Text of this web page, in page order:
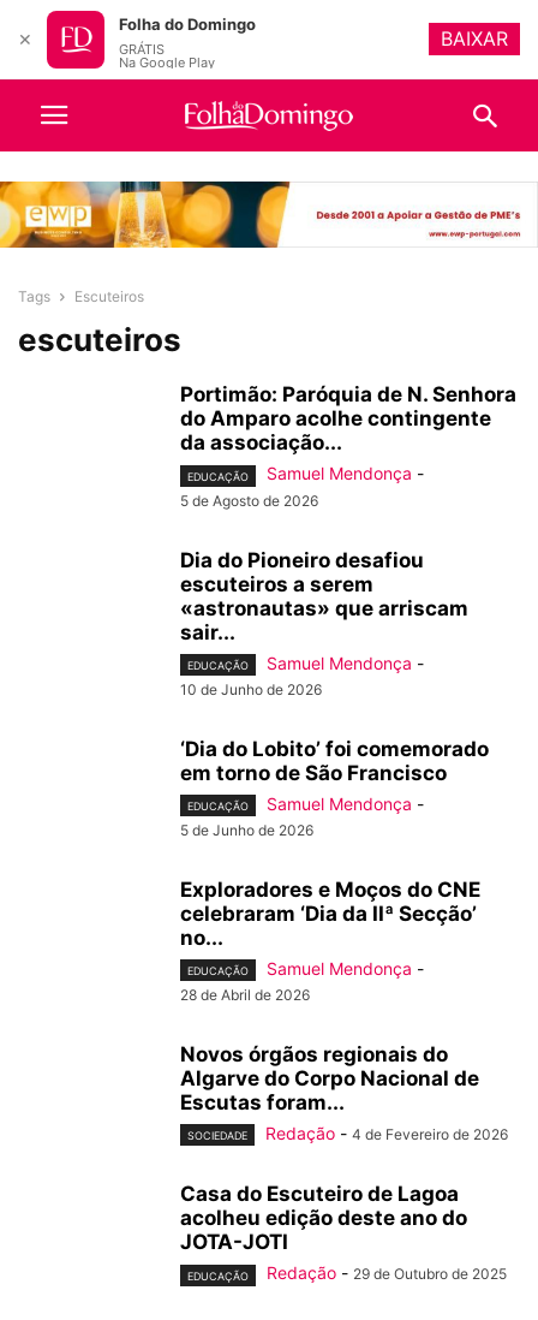
Tags Escuteiros
escuteiros
Portimão: Paróquia de N. Senhora
do Amparo acolhe contingente
da associação...
EDUCAÇÃO Samuel Mendonça -
5 de Agosto de 2026
Dia do Pioneiro desafiou
escuteiros a serem
«astronautas» que arriscam
sair...
EDUCAÇÃO Samuel Mendonça -
10 de Junho de 2026
‘Dia do Lobito’ foi comemorado
em torno de São Francisco
EDUCAÇÃO Samuel Mendonça -
5 de Junho de 2026
Exploradores e Moços do CNE
celebraram ‘Dia da IIª Secção’
no...
EDUCAÇÃO Samuel Mendonça -
28 de Abril de 2026
Novos órgãos regionais do
Algarve do Corpo Nacional de
Escutas foram...
SOCIEDADE Redação - 4 de Fevereiro de 2026
Casa do Escuteiro de Lagoa
acolheu edição deste ano do
JOTA-JOTI
EDUCAÇÃO Redação - 29 de Outubro de 2025
✕
Folha do Domingo
GRÁTIS
Na Google Play
BAIXAR